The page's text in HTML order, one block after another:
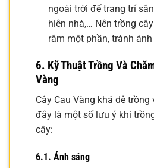
ngoài trời để trang trí
hiên nhà,… Nên trồng
râm một phần, tránh
6. Kỹ Thuật Trồng Và
Vàng
Cây Cau Vàng khá dễ
đây là một số lưu ý khi
cây:
6.1. Ánh sáng